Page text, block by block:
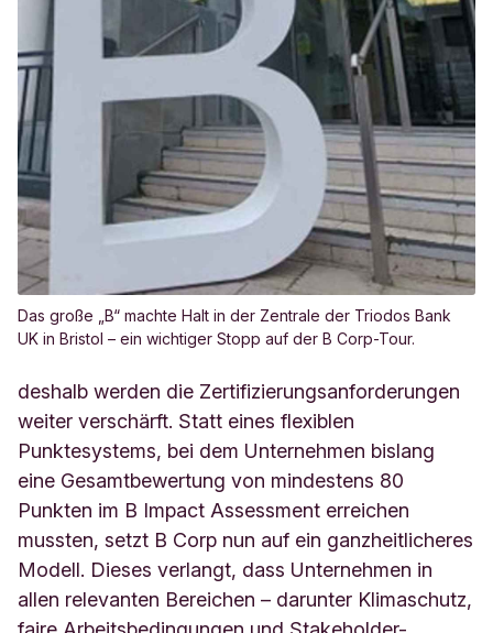
Das große „B“ machte Halt in der Zentrale der Triodos Bank
UK in Bristol – ein wichtiger Stopp auf der B Corp-Tour.
deshalb werden die Zertifizierungsanforderungen
weiter verschärft. Statt eines flexiblen
Punktesystems, bei dem Unternehmen bislang
eine Gesamtbewertung von mindestens 80
Punkten im B Impact Assessment erreichen
mussten, setzt B Corp nun auf ein ganzheitlicheres
Modell. Dieses verlangt, dass Unternehmen in
allen relevanten Bereichen – darunter Klimaschutz,